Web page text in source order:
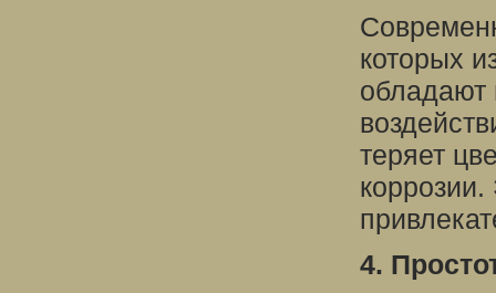
которых
обладают
теряет
4.